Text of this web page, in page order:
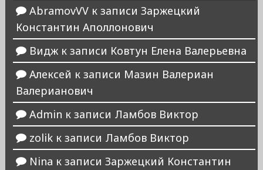
AbramovVVк записи Заржецкий
Константин Аполлонович
Виджк записи Ковтун Елена Валерьевна
Алексей к записи Мазин Валериан
Валерианович
Admin к записи Ламбов Виктор
zolikк записи Ламбов Виктор
Nina к записи Заржецкий Константин